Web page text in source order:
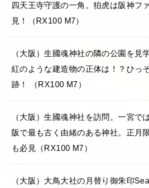
四天王寺守護の一角。狛虎は阪神フ
見！（RX100 M7）
（大阪）生國魂神社の隣の公園を見
紅のような建造物の正体は！？ひっ
跡！ （RX100 M7）
（大阪）生國魂神社を訪問。一宮で
阪で最も古く由緒のある神社。正月
も必見（RX100 M7）
（大阪）大鳥大社の月替り御朱印